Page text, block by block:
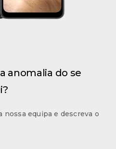
anomalia do se
nossa equipa e descreva o